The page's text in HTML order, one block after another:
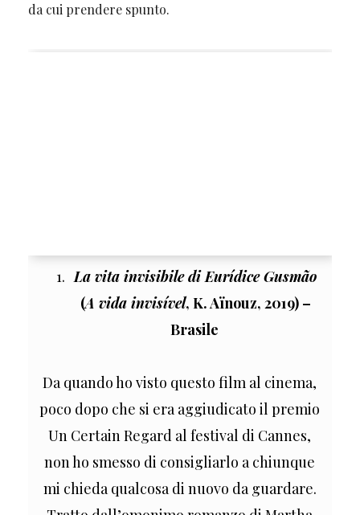
da cui prendere spunto.
La vita invisibile di Eurídice Gusmão
(A vida invisível, K. Aïnouz, 2019) –
Brasile
Da quando ho visto questo film al cinema,
poco dopo che si era aggiudicato il premio
Un Certain Regard al festival di Cannes,
non ho smesso di consigliarlo a chiunque
mi chieda qualcosa di nuovo da guardare.